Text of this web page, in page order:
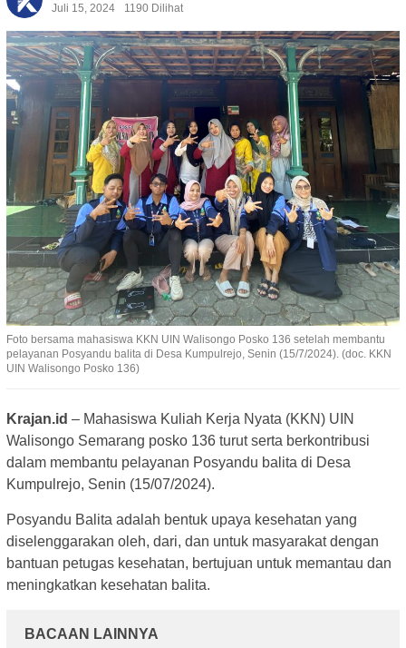
Juli 15, 2024
1190 Dilihat
Foto bersama mahasiswa KKN UIN Walisongo Posko 136 setelah membantu
pelayanan Posyandu balita di Desa Kumpulrejo, Senin (15/7/2024). (doc. KKN
UIN Walisongo Posko 136)
Krajan.id – Mahasiswa Kuliah Kerja Nyata (KKN) UIN
Walisongo Semarang posko 136 turut serta berkontribusi
dalam membantu pelayanan Posyandu balita di Desa
Kumpulrejo, Senin (15/07/2024).
Posyandu Balita adalah bentuk upaya kesehatan yang
diselenggarakan oleh, dari, dan untuk masyarakat dengan
bantuan petugas kesehatan, bertujuan untuk memantau dan
meningkatkan kesehatan balita.
BACAAN LAINNYA